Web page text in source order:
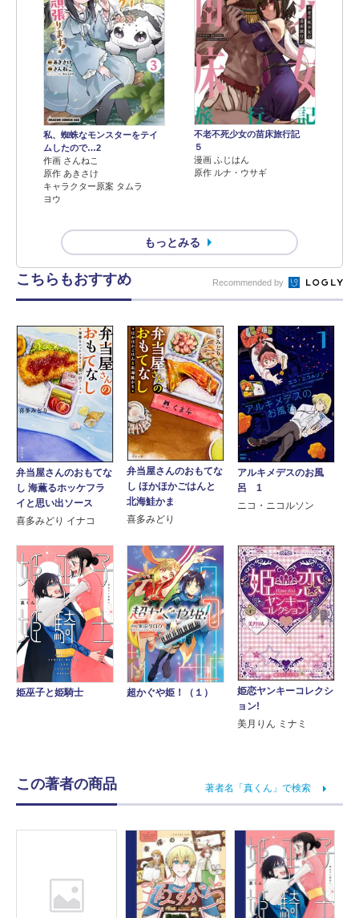
私、蜘蛛なモンスターをテイ
ムしたので…2
作画 さんねこ
原作 あきさけ
キャラクター原案 タムラ
ヨウ
不老不死少女の苗床旅行記
５
漫画 ふじはん
原作 ルナ・ウサギ
もっとみる
こちらもおすすめ Recommended by
弁当屋さんのおもてな
し 海薫るホッケフラ
イと思い出ソース
喜多みどり イナコ
弁当屋さんのおもてな
し ほかほかごはんと
北海鮭かま
喜多みどり
アルキメデスのお風
呂 1
ニコ・ニコルソン
姫巫子と姫騎士 超かぐや姫！（１）
姫恋ヤンキーコレクシ
ョン!
美月りん ミナミ
この著者の商品 著者名「真くん」で検索